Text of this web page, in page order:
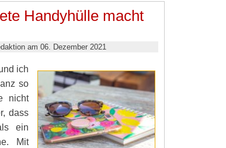
Handyhülle macht
am 06. Dezember 2021
ich
so
nicht
dass
ein
Mit